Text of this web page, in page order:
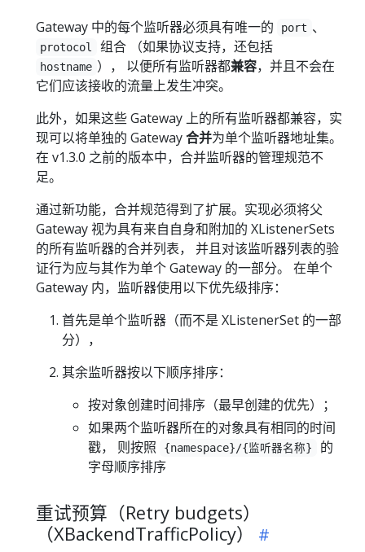
Gateway 中的每个监听器必须具有唯一的 port 、
protocol 组合 （如果协议支持，还包括
hostname ）， 以便所有监听器都兼容，并且不会在
它们应该接收的流量上发生冲突。
此外，如果这些 Gateway 上的所有监听器都兼容，实
现可以将单独的 Gateway合并为单个监听器地址集。
在 v1.3.0 之前的版本中，合并监听器的管理规范不
足。
通过新功能，合并规范得到了扩展。实现必须将父
Gateway 视为具有来自自身和附加的 XListenerSets
的所有监听器的合并列表， 并且对该监听器列表的验
证行为应与其作为单个 Gateway 的一部分。 在单个
Gateway 内，监听器使用以下优先级排序：
首先是单个监听器（而不是 XListenerSet 的一部
分），
其余监听器按以下顺序排序：
按对象创建时间排序（最早创建的优先）；
如果两个监听器所在的对象具有相同的时间
戳， 则按照
{namespace}/{监听器名称}
的
字母顺序排序
重试预算（Retry budgets）
（XBackendTrafficPolicy）